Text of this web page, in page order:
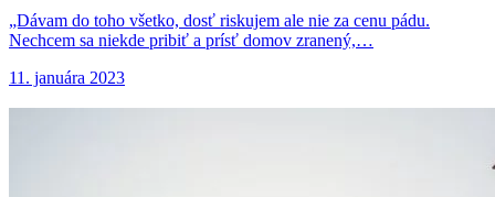
„Dávam do toho všetko, dosť riskujem ale nie za cenu pádu.
Nechcem sa niekde pribiť a prísť domov zranený,…
11. januára 2023